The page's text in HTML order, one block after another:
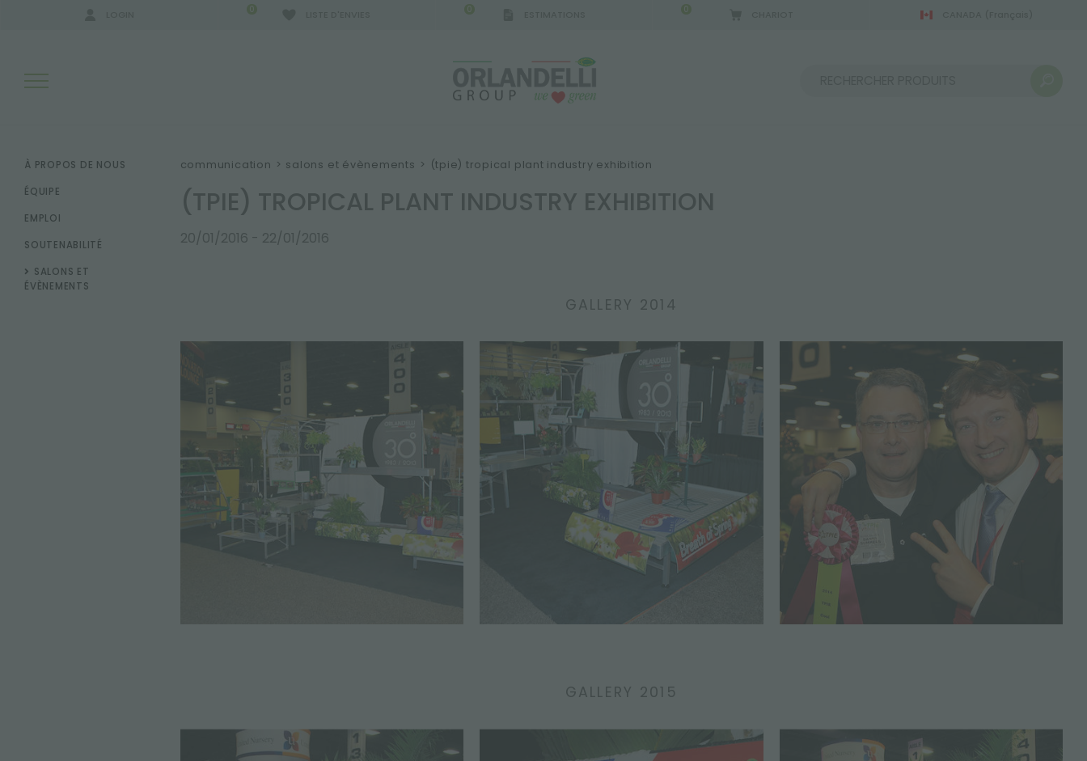
0 0 0
RÉSULTATS DE RECHERCHE:
PLUS DE RÉSULTATS POUR VOUS:
À PROPOS DE NOUS
ÉQUIPE
EMPLOI
SOUTENABILITÉ
SALONS ET
ÉVÈNEMENTS
communication > salons et évènements > (tpie) tropical plant industry exhibition
(TPIE) TROPICAL PLANT INDUSTRY EXHIBITION
20/01/2016 - 22/01/2016
GALLERY 2014
GALLERY 2015